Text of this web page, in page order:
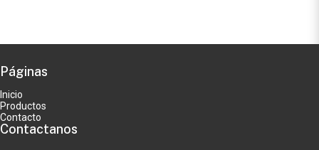
Páginas
Inicio
Productos
Contacto
Contactanos